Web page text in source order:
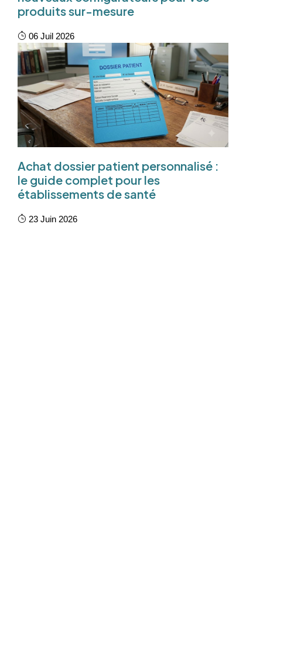
produits sur-mesure
06 Juil 2026
Achat dossier patient personnalisé :
le guide complet pour les
établissements de santé
23 Juin 2026